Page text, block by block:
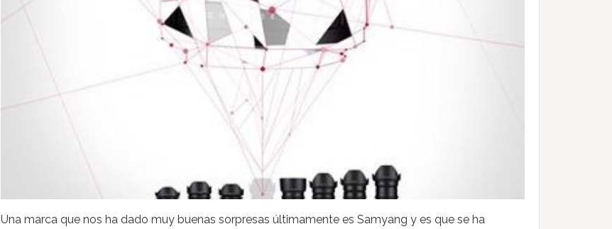
Una marca que nos ha dado muy buenas sorpresas últimamente es Samyang y es que se ha